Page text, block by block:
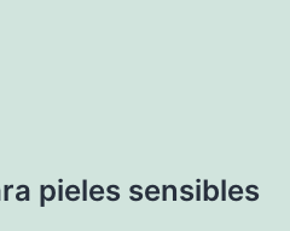
pieles sensibles